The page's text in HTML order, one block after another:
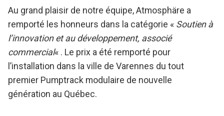
Au grand plaisir de notre équipe, Atmosphäre a
remporté les honneurs dans la catégorie « Soutien à
l’innovation et au développement, associé
commercial« . Le prix a été remporté pour
l’installation dans la ville de Varennes du tout
premier Pumptrack modulaire de nouvelle
génération au Québec.